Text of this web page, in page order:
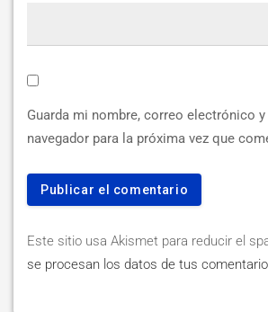
Guarda mi nombre, correo electrónico
navegador para la próxima vez que
Este sitio usa Akismet para reducir el
se procesan los datos de tus